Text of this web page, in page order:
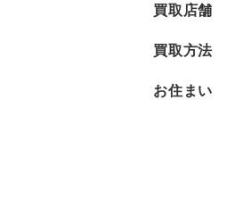
買取店舗
買取方法
お住まい